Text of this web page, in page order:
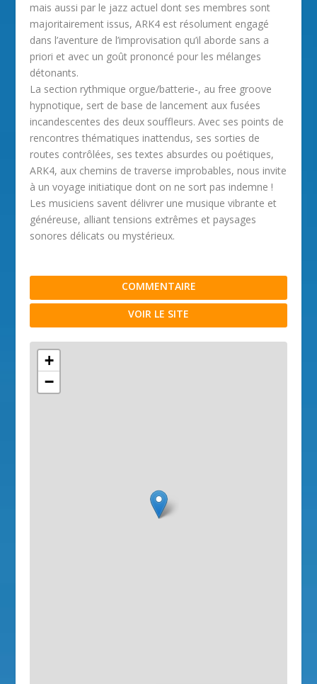
mais aussi par le jazz actuel dont ses membres sont
majoritairement issus, ARK4 est résolument engagé
dans l’aventure de l’improvisation qu’il aborde sans a
priori et avec un goût prononcé pour les mélanges
détonants.
La section rythmique orgue/batterie-, au free groove
hypnotique, sert de base de lancement aux fusées
incandescentes des deux souffleurs. Avec ses points de
rencontres thématiques inattendus, ses sorties de
routes contrôlées, ses textes absurdes ou poétiques,
ARK4, aux chemins de traverse improbables, nous invite
à un voyage initiatique dont on ne sort pas indemne !
Les musiciens savent délivrer une musique vibrante et
généreuse, alliant tensions extrêmes et paysages
sonores délicats ou mystérieux.
COMMENTAIRE
VOIR LE SITE
+
−